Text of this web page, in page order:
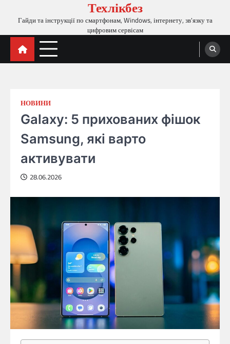
Техлікбез
Гайди та інструкції по смартфонам, Windows, інтернету, зв'язку та
цифровим сервісам
НОВИНИ
Galaxy: 5 прихованих фішок
Samsung, які варто
активувати
28.06.2026